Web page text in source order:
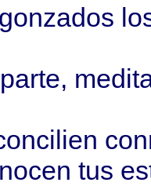
parte,
tus